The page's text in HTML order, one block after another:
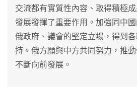
交流都有實質性內容、取得積極
發展發揮了重要作用。加強同中
俄政府、議會的堅定立場，得到
持。俄方願與中方共同努力，推
不斷向前發展。